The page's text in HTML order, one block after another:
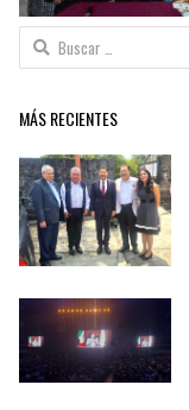
Buscar:
MÁS RECIENTES